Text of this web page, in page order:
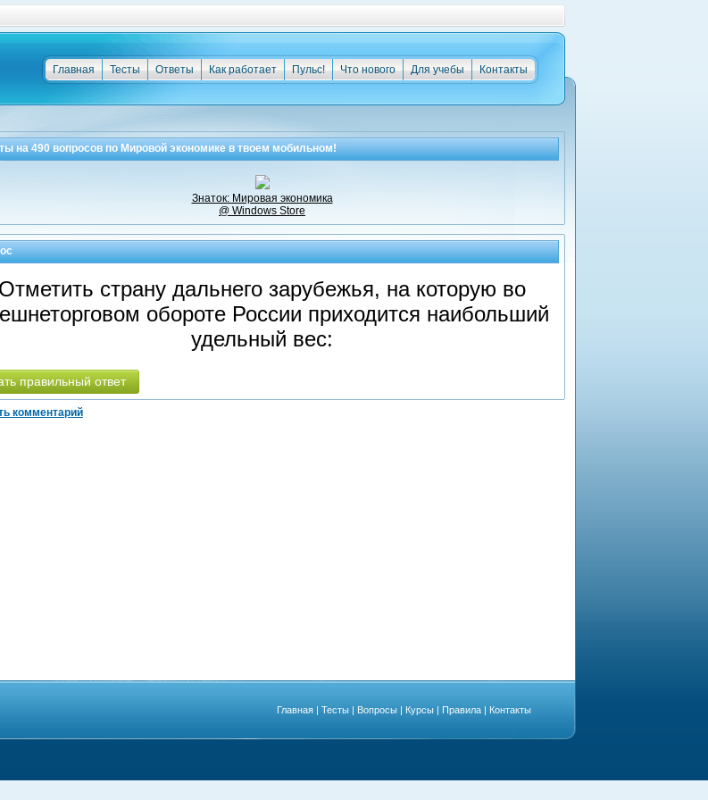
Контакты
Для учебы
Что нового
Пульс!
Как работает
Ответы
Тесты
Главная
на490вопросов поМировой экономикев твоем мобильном!
Знаток: Мировая экономика
@ Windows Store
Отметить страну дальнего зарубежья, на которую во
обороте России приходится наибольший
удельный вес:
правильный ответ
комментарий
Главная | Тесты | Вопросы | Курсы | Правила | Контакты